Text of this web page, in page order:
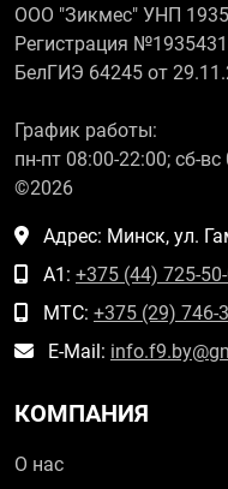
ООО "Зикмес" УНП
Регистрация
БелГИЭ 64245 от
График работы:
пн-пт 08:00-22:00; сб-
©2026
Адрес: Минск, ул.
А1: +375 (44) 725-
МТС: +375 (29) 746-
E-Mail:
КОМПАНИЯ
О нас